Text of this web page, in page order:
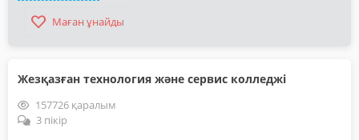
Маған ұнайды
Жезқазған технология және сервис колледжі
157726 қаралым
3 пікір